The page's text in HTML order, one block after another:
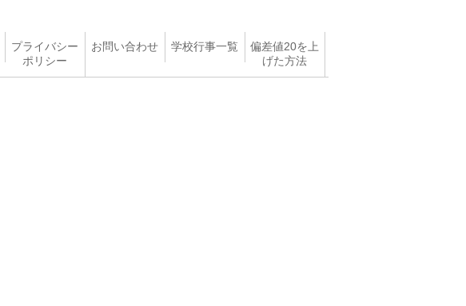
プライバシー
ポリシー
お問い合わせ 学校行事一覧
偏差値20を上
げた方法